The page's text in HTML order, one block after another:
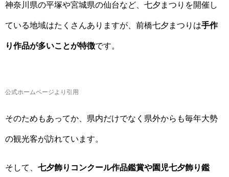
神奈川県の平塚や宮城県の仙台など、七夕まつりを開催し
ている地域はたくさんありますが、前橋七夕まつりは手作
り作品が多いことが特徴です。
公式ホームページより引用
そのためもあってか、県内だけでなく県外からも毎年大勢
の観光客が訪れています。
そして、 七夕飾りコンクール作品鑑賞や園児七夕飾り鑑